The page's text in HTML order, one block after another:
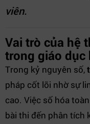
viên.
Vai trò của hệ
trong giáo dục
Trong kỷ nguyên số,
pháp cốt lõi nhờ sự
cao. Việc số hóa
bài thi đến phân tích